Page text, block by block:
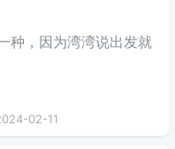
种，因为湾湾说出发就
02-11